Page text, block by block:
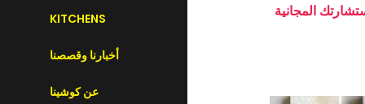
KITCHENS
أخبارنا وقصصنا
عن كوشينا
المجانية